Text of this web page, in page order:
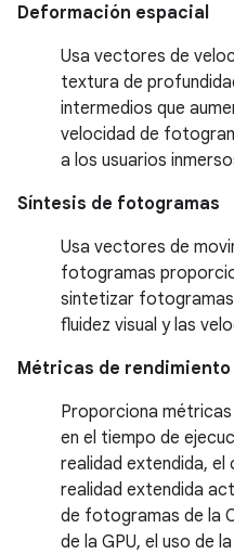
Deformación espacial
Usa vectores de
textura de
intermedios que
velocidad de
a los usuarios
Síntesis de fotogramas
Usa vectores de
fotogramas
sintetizar fotogramas
fluidez visual y las
Métricas de rendimiento
Proporciona métricas
en el tiempo de
realidad extendida,
realidad extendida
de fotogramas de la
de la GPU, el uso de